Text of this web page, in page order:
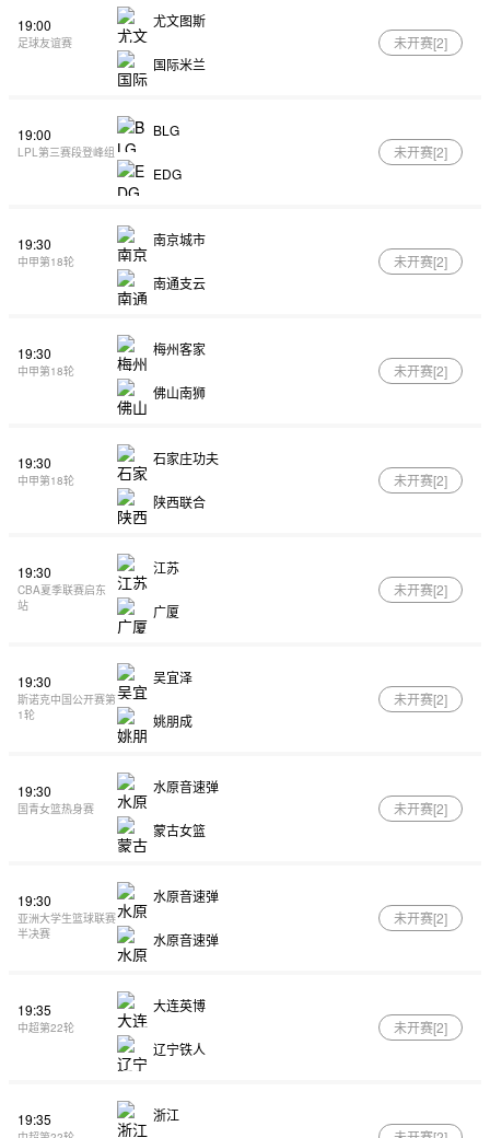
19:00
足球友谊赛
尤文图斯
国际米兰
未开赛[2]
19:00
LPL第三赛段登峰组
BLG
EDG
未开赛[2]
19:30
中甲第18轮
南京城市
南通支云
未开赛[2]
19:30
中甲第18轮
梅州客家
佛山南狮
未开赛[2]
19:30
中甲第18轮
石家庄功夫
陕西联合
未开赛[2]
19:30
CBA夏季联赛启东
站
江苏
广厦
未开赛[2]
19:30
斯诺克中国公开赛第
1轮
吴宜泽
姚朋成
未开赛[2]
19:30
国青女篮热身赛
水原音速弹
蒙古女篮
未开赛[2]
19:30
亚洲大学生篮球联赛
半决赛
水原音速弹
水原音速弹
未开赛[2]
19:35
中超第22轮
大连英博
辽宁铁人
未开赛[2]
19:35
浙江